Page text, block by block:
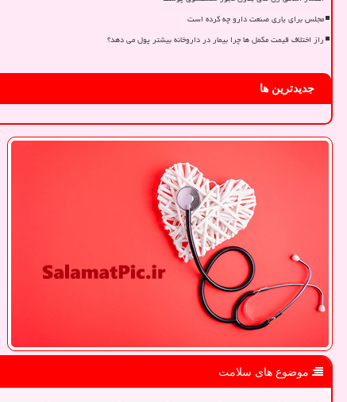
مجلس برای یاری صنعت دارو چه کرده است
راز اختلاف قیمت مکمل ها چرا بیمار در داروخانه بیشتر پول می دهد؟
جدیدترین ها
موضوع های سلامت